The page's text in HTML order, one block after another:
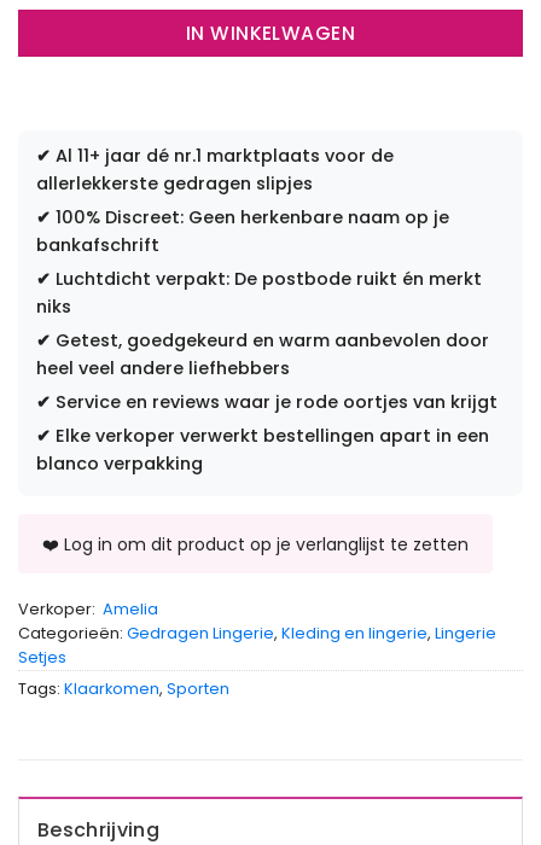
IN WINKELWAGEN
✔ Al 11+ jaar dé nr.1 marktplaats voor de
allerlekkerste gedragen slipjes
✔ 100% Discreet: Geen herkenbare naam op je
bankafschrift
✔ Luchtdicht verpakt: De postbode ruikt én merkt
niks
✔ Getest, goedgekeurd en warm aanbevolen door
heel veel andere liefhebbers
✔ Service en reviews waar je rode oortjes van krijgt
✔ Elke verkoper verwerkt bestellingen apart in een
blanco verpakking
Verkoper: Amelia
Categorieën: Gedragen Lingerie, Kleding en lingerie, Lingerie
Setjes
Tags: Klaarkomen, Sporten
Beschrijving